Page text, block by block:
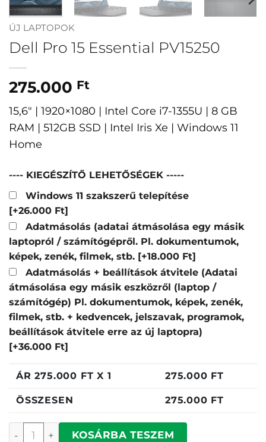
ÚJ LAPTOPOK
Dell Pro 15 Essential PV15250
275.000 Ft
15,6″ | 1920×1080 | Intel Core i7-1355U | 8 GB
RAM | 512GB SSD | Intel Iris Xe | Windows 11
Home
---- KIEGÉSZÍTŐ LEHETŐSÉGEK -----
Windows 11 szakszerű telepítése
[+26.000 Ft]
Adatmásolás (adatai átmásolása egy másik
laptopról / számítógépről. Pl. dokumentumok,
képek, zenék, filmek, stb. [+18.000 Ft]
Adatmásolás + beállítások átvitele (Adatai
átmásolása egy másik eszközről (laptop /
számítógép) Pl. dokumentumok, képek, zenék,
filmek, stb. + kedvencek, jelszavak, programok,
beállítások átvitele erre az új laptopra)
[+36.000 Ft]
ÁR275.000 FT X 1 275.000 FT
ÖSSZESEN 275.000 FT
Dell Pro 15 Essential PV15250 mennyiség
KOSÁRBA TESZEM